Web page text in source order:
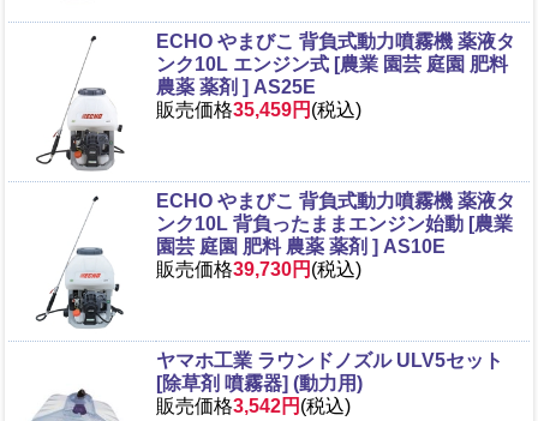
ECHO やまびこ 背負式動力噴霧機 薬液タ
ンク10L エンジン式 [農業 園芸 庭園 肥料
農薬 薬剤 ] AS25E
販売価格35,459円 (税込)
ECHO やまびこ 背負式動力噴霧機 薬液タ
ンク10L 背負ったままエンジン始動 [農業
園芸 庭園 肥料 農薬 薬剤 ] AS10E
販売価格39,730円 (税込)
ヤマホ工業 ラウンドノズル ULV5セット
[除草剤 噴霧器] (動力用)
販売価格3,542円 (税込)